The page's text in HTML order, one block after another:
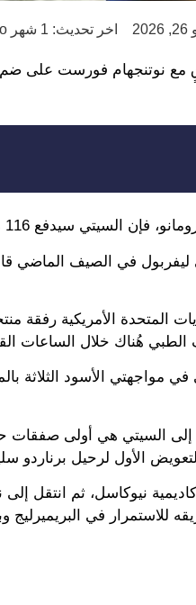
اخر تحديث: 1 شهر ago
مع نوتنجهام فورست على
إسترليني (135 مليون يورو تقريبًا) للتعاقد مع إليوت.
ليفربول في الصيف الماضي
هُناك خلال الساعات
الأسود الثلاثة
السيتي هي أولى صفقات